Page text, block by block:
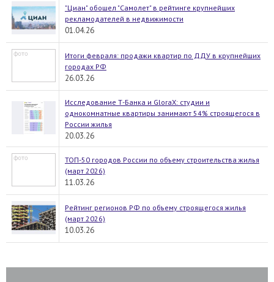
"Циан" обошел "Самолет" в рейтинге крупнейших
рекламодателей в недвижимости
01.04.26
Итоги февраля: продажи квартир по ДДУ в крупнейших
городах РФ
26.03.26
Исследование Т-Банка и GloraX: студии и
однокомнатные квартиры занимают 54% строящегося в
России жилья
20.03.26
ТОП-50 городов России по объему строительства жилья
(март 2026)
11.03.26
Рейтинг регионов РФ по объему строящегося жилья
(март 2026)
10.03.26